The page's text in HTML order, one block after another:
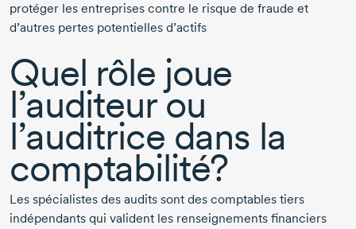
protéger les entreprises contre le risque de fraude et
d’autres pertes potentielles d’actifs
Quel rôle joue
l’auditeur ou
l’auditrice dans la
comptabilité?
Les spécialistes des audits sont des comptables tiers
indépendants qui valident les renseignements financiers